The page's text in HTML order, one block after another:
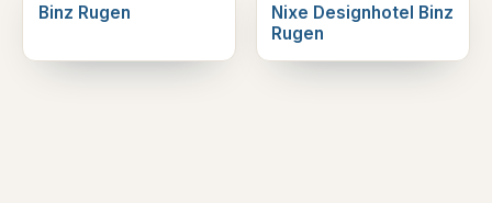
Binz Rugen
Nixe Designhotel Binz
Rugen